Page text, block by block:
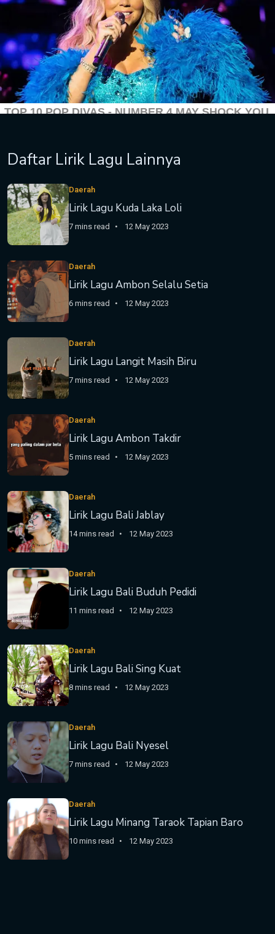
Daftar Lirik Lagu Lainnya
Daerah
Lirik Lagu Kuda Laka Loli
7 mins read 12 May 2023
Daerah
Lirik Lagu Ambon Selalu Setia
6 mins read 12 May 2023
Daerah
Lirik Lagu Langit Masih Biru
7 mins read 12 May 2023
Daerah
Lirik Lagu Ambon Takdir
5 mins read 12 May 2023
Daerah
Lirik Lagu Bali Jablay
14 mins read 12 May 2023
Daerah
Lirik Lagu Bali Buduh Pedidi
11 mins read 12 May 2023
Daerah
Lirik Lagu Bali Sing Kuat
8 mins read 12 May 2023
Daerah
Lirik Lagu Bali Nyesel
7 mins read 12 May 2023
Daerah
Lirik Lagu Minang Taraok Tapian Baro
10 mins read 12 May 2023